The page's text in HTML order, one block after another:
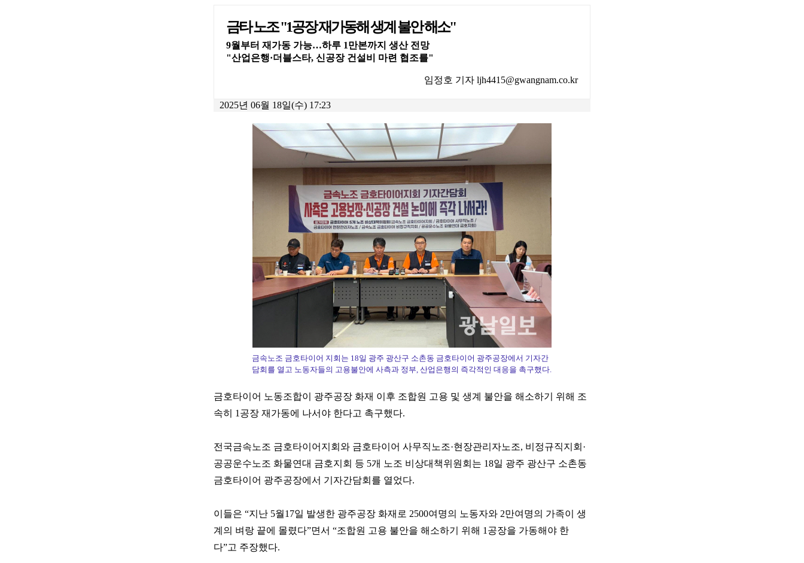
금타 노조 "1공장 재가동해 생계 불안 해소"
9월부터 재가동 가능…하루 1만본까지 생산 전망
"산업은행·더블스타, 신공장 건설비 마련 협조를"
임정호 기자 ljh4415@gwangnam.co.kr
2025년 06월 18일(수) 17:23
금속노조 금호타이어 지회는 18일 광주 광산구 소촌동 금호타이어 광주공장에서 기자간
담회를 열고 노동자들의 고용불안에 사측과 정부, 산업은행의 즉각적인 대응을 촉구했다.
금호타이어 노동조합이 광주공장 화재 이후 조합원 고용 및 생계 불안을 해소하기 위해 조
속히 1공장 재가동에 나서야 한다고 촉구했다.
전국금속노조 금호타이어지회와 금호타이어 사무직노조·현장관리자노조, 비정규직지회·
공공운수노조 화물연대 금호지회 등 5개 노조 비상대책위원회는 18일 광주 광산구 소촌동
금호타이어 광주공장에서 기자간담회를 열었다.
이들은 “지난 5월17일 발생한 광주공장 화재로 2500여명의 노동자와 2만여명의 가족이 생
계의 벼랑 끝에 몰렸다”면서 “조합원 고용 불안을 해소하기 위해 1공장을 가동해야 한
다”고 주장했다.